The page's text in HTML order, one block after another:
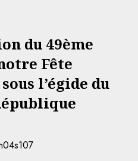
du 49ème
Fête
l’égide du